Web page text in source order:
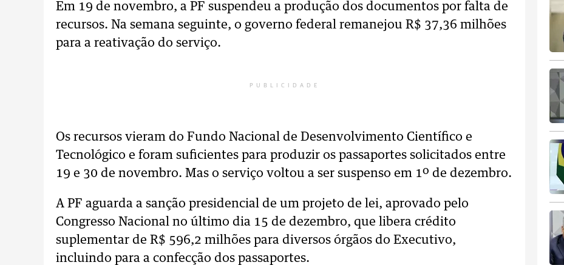
Em 19 de novembro, a PF suspendeu a produção dos documentos por falta de
recursos. Na semana seguinte, o governo federal remanejou R$ 37,36 milhões
para a reativação do serviço.
PUBLICIDADE
Os recursos vieram do Fundo Nacional de Desenvolvimento Científico e
Tecnológico e foram suficientes para produzir os passaportes solicitados entre
19 e 30 de novembro. Mas o serviço voltou a ser suspenso em 1º de dezembro.
A PF aguarda a sanção presidencial de um projeto de lei, aprovado pelo
Congresso Nacional no último dia 15 de dezembro, que libera crédito
suplementar de R$ 596,2 milhões para diversos órgãos do Executivo,
incluindo para a confecção dos passaportes.